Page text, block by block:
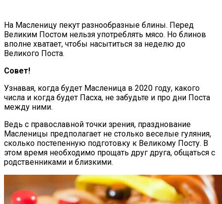
На Масленицу пекут разнообразные блины. Перед
Великим Постом нельзя употреблять мясо. Но блинов
вполне хватает, чтобы насытиться за неделю до
Великого Поста.
Совет!
Узнавая, когда будет Масленица в 2020 году, какого
числа и когда будет Пасха, не забудьте и про дни Поста
между ними.
Ведь с православной точки зрения, празднование
Масленицы предполагает не столько веселые гуляния,
сколько постепенную подготовку к Великому Посту. В
этом время необходимо прощать друг друга, общаться с
родственниками и близкими.